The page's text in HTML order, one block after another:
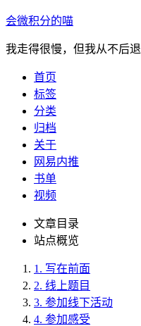
会微积分的喵
我走得很慢，但我从不后退
首页
标签
分类
归档
关于
网易内推
书单
视频
文章目录
站点概览
1. 写在前面
2. 线上题目
3. 参加线下活动
4. 参加感受